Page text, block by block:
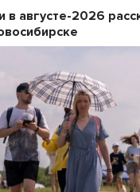
в августе-2026